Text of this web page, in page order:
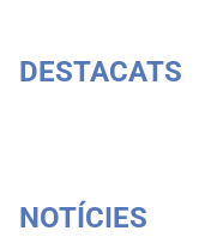
DESTACATS
NOTÍCIES